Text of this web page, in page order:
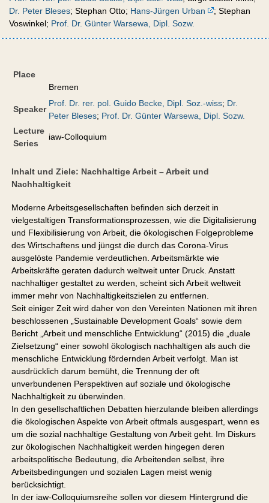
Dr. Peter Bleses; Stephan Otto; Hans-Jürgen Urban
; Stephan
Voswinkel; Prof. Dr. Günter Warsewa, Dipl. Sozw.
Place
Bremen
Speaker
Prof. Dr. rer. pol. Guido Becke, Dipl. Soz.-wiss; Dr.
Peter Bleses; Prof. Dr. Günter Warsewa, Dipl. Sozw.
Lecture
Series
iaw-Colloquium
Inhalt und Ziele: Nachhaltige Arbeit – Arbeit und
Nachhaltigkeit
Moderne Arbeitsgesellschaften befinden sich derzeit in
vielgestaltigen Transformationsprozessen, wie die Digitalisierung
und Flexibilisierung von Arbeit, die ökologischen Folgeprobleme
des Wirtschaftens und jüngst die durch das Corona-Virus
ausgelöste Pandemie verdeutlichen. Arbeitsmärkte wie
Arbeitskräfte geraten dadurch weltweit unter Druck. Anstatt
nachhaltiger gestaltet zu werden, scheint sich Arbeit weltweit
immer mehr von Nachhaltigkeitszielen zu entfernen.
Seit einiger Zeit wird daher von den Vereinten Nationen mit ihren
beschlossenen „Sustainable Development Goals“ sowie dem
Bericht „Arbeit und menschliche Entwicklung“ (2015) die „duale
Zielsetzung“ einer sowohl ökologisch nachhaltigen als auch die
menschliche Entwicklung fördernden Arbeit verfolgt. Man ist
ausdrücklich darum bemüht, die Trennung der oft
unverbundenen Perspektiven auf soziale und ökologische
Nachhaltigkeit zu überwinden.
In den gesellschaftlichen Debatten hierzulande bleiben allerdings
die ökologischen Aspekte von Arbeit oftmals ausgespart, wenn es
um die sozial nachhaltige Gestaltung von Arbeit geht. Im Diskurs
zur ökologischen Nachhaltigkeit werden hingegen deren
arbeitspolitische Bedeutung, die Arbeitenden selbst, ihre
Arbeitsbedingungen und sozialen Lagen meist wenig
berücksichtigt.
In der iaw-Colloquiumsreihe sollen vor diesem Hintergrund die